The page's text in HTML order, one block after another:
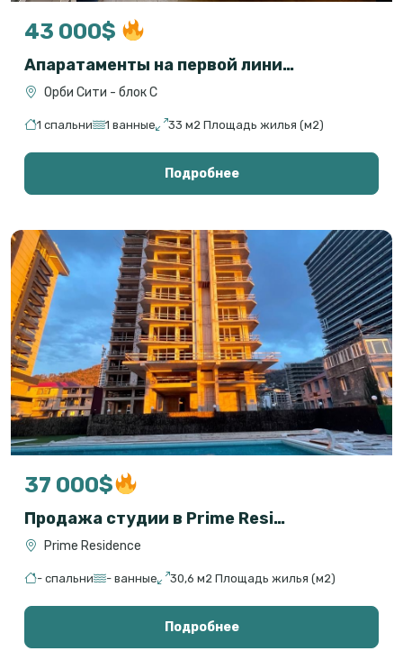
43 000$
Апаратаменты на первой линии с прямым видом на море
Орби Сити - блок С
1 спальни 1 ванные 33 м2 Площадь жилья (м2)
Подробнее
37 000$
Продажа студии в Prime Residence
Prime Residence
- спальни - ванные 30,6 м2 Площадь жилья (м2)
Подробнее